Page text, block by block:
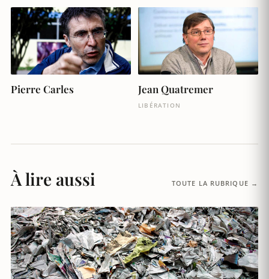
Pierre Carles Jean Quatremer
LIBÉRATION
À lire aussi TOUTE LA RUBRIQUE →